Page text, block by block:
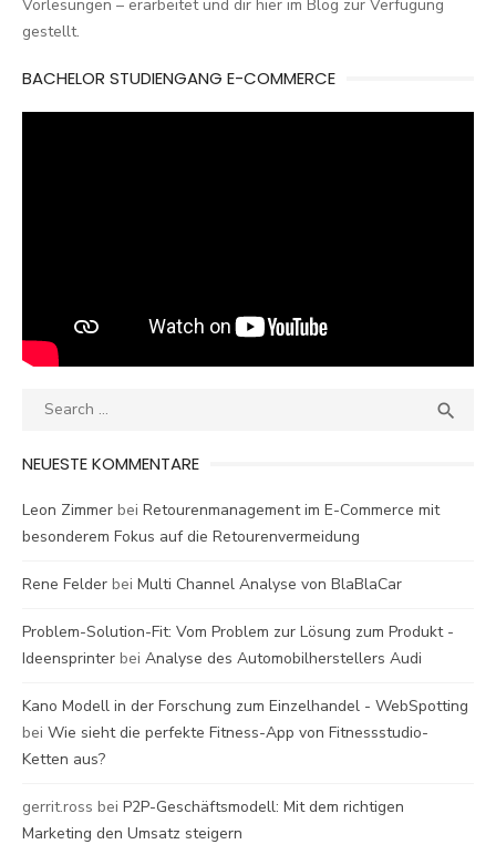
Vorlesungen – erarbeitet und dir hier im Blog zur Verfügung
gestellt.
BACHELOR STUDIENGANG E-COMMERCE
Search

NEUESTE KOMMENTARE
Leon Zimmer bei Retourenmanagement im E-Commerce mit
besonderem Fokus auf die Retourenvermeidung
Rene Felder bei Multi Channel Analyse von BlaBlaCar
Problem-Solution-Fit: Vom Problem zur Lösung zum Produkt -
Ideensprinter bei Analyse des Automobilherstellers Audi
Kano Modell in der Forschung zum Einzelhandel - WebSpotting
bei Wie sieht die perfekte Fitness-App von Fitnessstudio-
Ketten aus?
gerrit.ross bei P2P-Geschäftsmodell: Mit dem richtigen
Marketing den Umsatz steigern